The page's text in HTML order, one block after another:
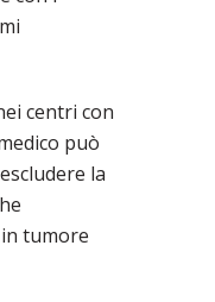
centri con
può
la
tumore